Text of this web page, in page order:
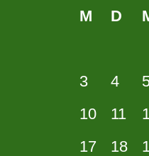
M
D
3
4
10
11
17
18